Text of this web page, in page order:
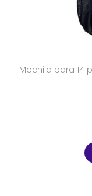
Mochila para 14